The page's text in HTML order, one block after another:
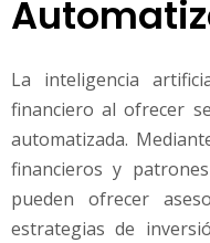
La inteligencia
financiero al ofrecer
automatizada.
financieros y
pueden ofrecer
estrategias de